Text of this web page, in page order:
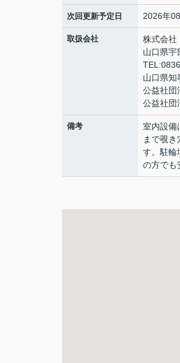
次回更新予定日 2026年
取扱会社
株式会社
山口県宇
山口県知
公益社
公益社
備考
室内設備
まで覗
す。駐輪
の方でも